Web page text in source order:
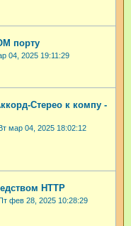
порту
04, 2025 19:11:29
Стерео к компу -
мар 04, 2025 18:02:12
HTTP
фев 28, 2025 10:28:29